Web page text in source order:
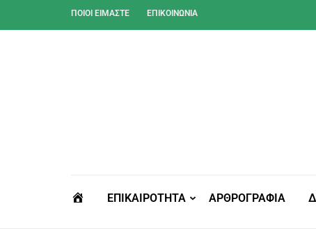
ΠΟΙΟΙ ΕΊΜΑΣΤΕ ΕΠΙΚΟΙΝΩΝΊΑ
ΑΡΧΙΚΗΕΠΙΚΑΙΡΟΤΗΤΑ ΑΡΘΡΟΓΡΑΦΙΑ